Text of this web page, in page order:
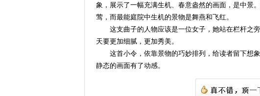
象，展示了一幅充满生机、春意盎然的画面，是中景
莺，而最能庭院中生机的景物是舞燕和飞红。
这支曲子的人物应该是一位女子，她站在栏杆之
天要更加细腻，更加秀美。
这首小令，依靠景物的巧妙排列，给读者留下想
静态的画面有了动感。